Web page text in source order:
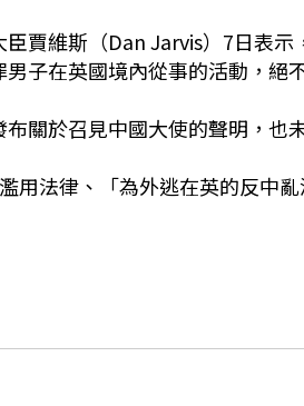
賈維斯（Dan Jarvis）7日表
子在英國境內從事的活動，絕
關於召見中國大使的聲明，也
用法律、「為外逃在英的反中